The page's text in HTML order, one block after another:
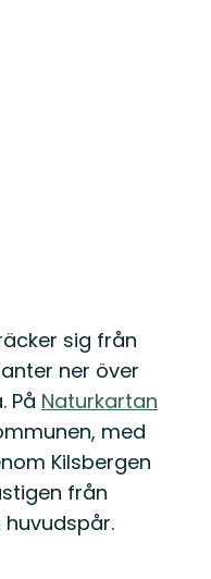
sig från
ner över
På Naturkartan
med
Kilsbergen
från